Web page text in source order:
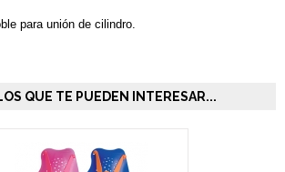
para unión de cilindro.
QUE TE PUEDEN INTERESAR...